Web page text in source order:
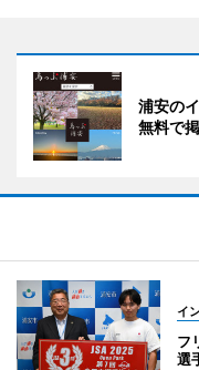
浦安の
無料で
イ
フ
選